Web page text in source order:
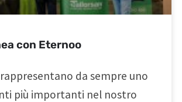
con Eternoo
da sempre uno
più importanti nel nostro